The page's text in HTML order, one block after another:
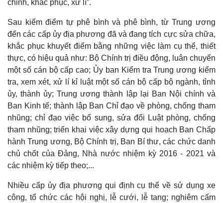
chỉnh, khắc phục, xử lí”.
Sau kiểm điểm tự phê bình và phê bình, từ Trung ương
đến các cấp ủy địa phương đã và đang tích cực sửa chữa,
khắc phục khuyết điểm bằng những việc làm cụ thể, thiết
thực, có hiệu quả như: Bộ Chính trị điều động, luân chuyển
một số cán bộ cấp cao; Ủy ban Kiểm tra Trung ương kiểm
tra, xem xét, xử lí kỉ luật một số cán bộ cấp bộ ngành, tỉnh
ủy, thành ủy; Trung ương thành lập lại Ban Nội chính và
Ban Kinh tế; thành lập Ban Chỉ đạo về phòng, chống tham
nhũng; chỉ đạo việc bổ sung, sửa đổi Luật phòng, chống
tham nhũng; triển khai việc xây dựng qui hoạch Ban Chấp
hành Trung ương, Bộ Chính trị, Ban Bí thư, các chức danh
chủ chốt của Đảng, Nhà nước nhiệm kỳ 2016 - 2021 và
các nhiệm kỳ tiếp theo;...
Nhiều cấp ủy địa phương qui định cụ thể về sử dụng xe
công, tổ chức các hội nghị, lễ cưới, lễ tang; nghiêm cấm